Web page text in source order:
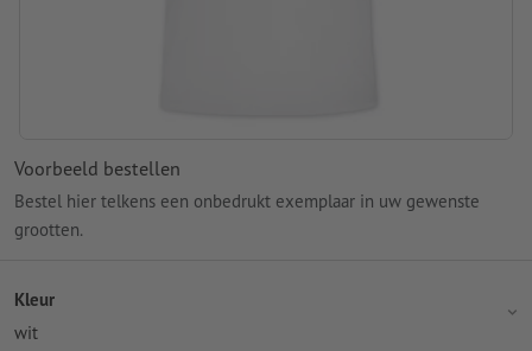
Voorbeeld bestellen
Bestel hier telkens een onbedrukt exemplaar in uw gewenste
grootten.
Kleur
wit